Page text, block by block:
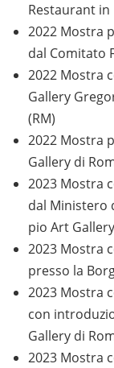
Restaurant in
2022 Mostra
dal Comitato
2022 Mostra
Gallery
(RM)
2022 Mostra
Gallery di
2023 Mostra
dal Ministero
pio Art
2023 Mostra
presso la
2023 Mostra
con
Gallery di
2023 Mostra